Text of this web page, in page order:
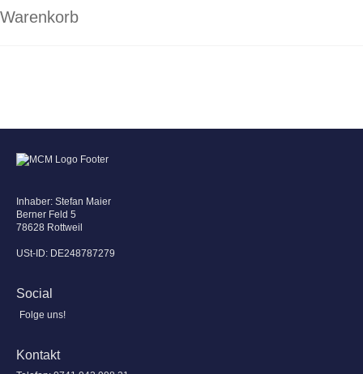
Warenkorb
Inhaber: Stefan Maier
Berner Feld 5
78628 Rottweil
USt-ID: DE248787279
Social
Folge uns!
Kontakt